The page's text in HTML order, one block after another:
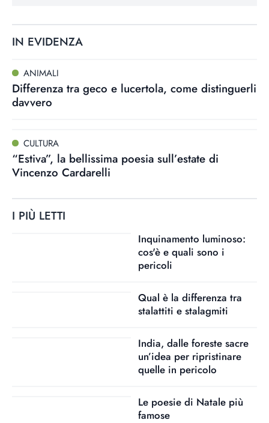
IN EVIDENZA
ANIMALI
Differenza tra geco e lucertola, come distinguerli
davvero
CULTURA
“Estiva”, la bellissima poesia sull’estate di
Vincenzo Cardarelli
I PIÙ LETTI
Inquinamento luminoso:
cos'è e quali sono i
pericoli
Qual è la differenza tra
stalattiti e stalagmiti
India, dalle foreste sacre
un’idea per ripristinare
quelle in pericolo
Le poesie di Natale più
famose